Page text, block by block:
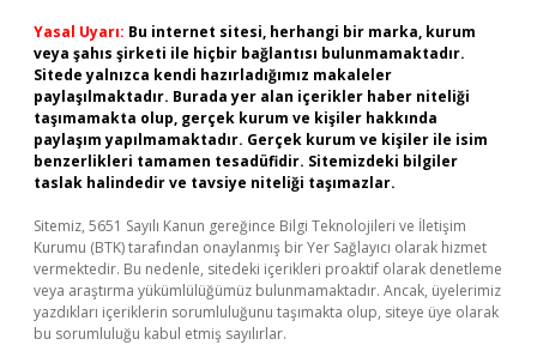
Yasal Uyarı: Bu internet sitesi, herhangi bir marka, kurum
veya şahıs şirketi ile hiçbir bağlantısı bulunmamaktadır.
Sitede yalnızca kendi hazırladığımız makaleler
paylaşılmaktadır. Burada yer alan içerikler haber niteliği
taşımamakta olup, gerçek kurum ve kişiler hakkında
paylaşım yapılmamaktadır. Gerçek kurum ve kişiler ile isim
benzerlikleri tamamen tesadüfidir. Sitemizdeki bilgiler
taslak halindedir ve tavsiye niteliği taşımazlar.
Sitemiz, 5651 Sayılı Kanun gereğince Bilgi Teknolojileri ve İletişim
Kurumu (BTK) tarafından onaylanmış bir Yer Sağlayıcı olarak hizmet
vermektedir. Bu nedenle, sitedeki içerikleri proaktif olarak denetleme
veya araştırma yükümlülüğümüz bulunmamaktadır. Ancak, üyelerimiz
yazdıkları içeriklerin sorumluluğunu taşımakta olup, siteye üye olarak
bu sorumluluğu kabul etmiş sayılırlar.